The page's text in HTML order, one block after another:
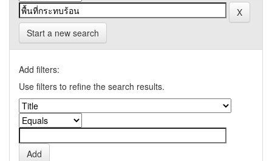
Start a new search
Add filters:
Use filters to refine the search results.